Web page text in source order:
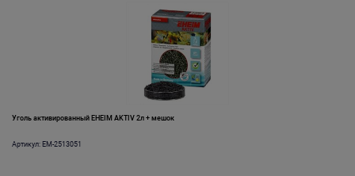
Уголь активированный EHEIM AKTIV 2л + мешок
Артикул: EM-2513051